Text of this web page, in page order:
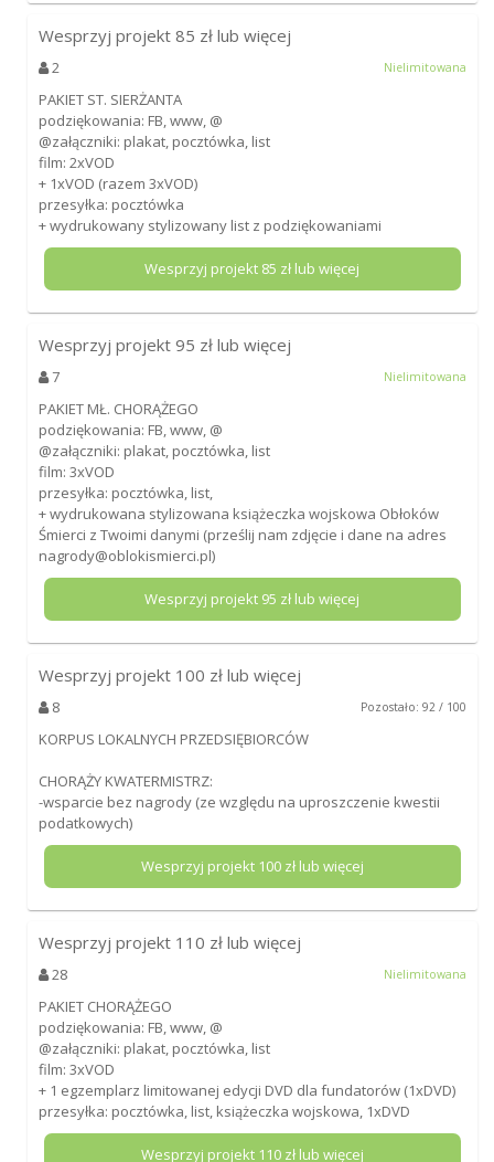
Wesprzyj projekt 85 zł lub więcej
2 Nielimitowana
PAKIET ST. SIERŻANTA
podziękowania: FB, www, @
@załączniki: plakat, pocztówka, list
film: 2xVOD
+ 1xVOD (razem 3xVOD)
przesyłka: pocztówka
+ wydrukowany stylizowany list z podziękowaniami
Wesprzyj projekt 85 zł lub więcej
Wesprzyj projekt 95 zł lub więcej
7 Nielimitowana
PAKIET MŁ. CHORĄŻEGO
podziękowania: FB, www, @
@załączniki: plakat, pocztówka, list
film: 3xVOD
przesyłka: pocztówka, list,
+ wydrukowana stylizowana książeczka wojskowa Obłoków
Śmierci z Twoimi danymi (prześlij nam zdjęcie i dane na adres
nagrody@oblokismierci.pl)
Wesprzyj projekt 95 zł lub więcej
Wesprzyj projekt 100 zł lub więcej
8 Pozostało: 92 / 100
KORPUS LOKALNYCH PRZEDSIĘBIORCÓW
CHORĄŻY KWATERMISTRZ:
-wsparcie bez nagrody (ze względu na uproszczenie kwestii
podatkowych)
Wesprzyj projekt 100zł lub więcej
Wesprzyj projekt 110 zł lub więcej
28 Nielimitowana
PAKIET CHORĄŻEGO
podziękowania: FB, www, @
@załączniki: plakat, pocztówka, list
film: 3xVOD
+ 1 egzemplarz limitowanej edycji DVD dla fundatorów (1xDVD)
przesyłka: pocztówka, list, książeczka wojskowa, 1xDVD
Wesprzyj projekt 110zł lub więcej